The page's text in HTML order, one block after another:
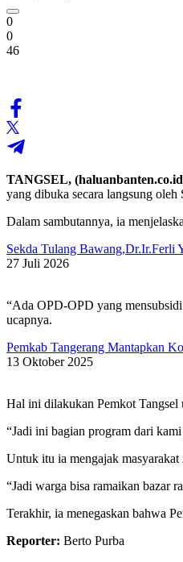
0
0
46
TANGSEL,
yang dibuka secara langsung
Dalam sambutannya, ia
Sekda Tulang
27 Juli 2026
“Ada OPD-OPD yang
ucapnya.
Pemkab Tangerang Mantapkan
13 Oktober 2025
Hal ini dilakukan Pemkot Tangsel
“Jadi ini bagian program dari
Untuk itu ia mengajak masyarakat
“Jadi warga bisa ramaikan bazar
Terakhir, ia menegaskan bahwa
Reporter: Berto Purba